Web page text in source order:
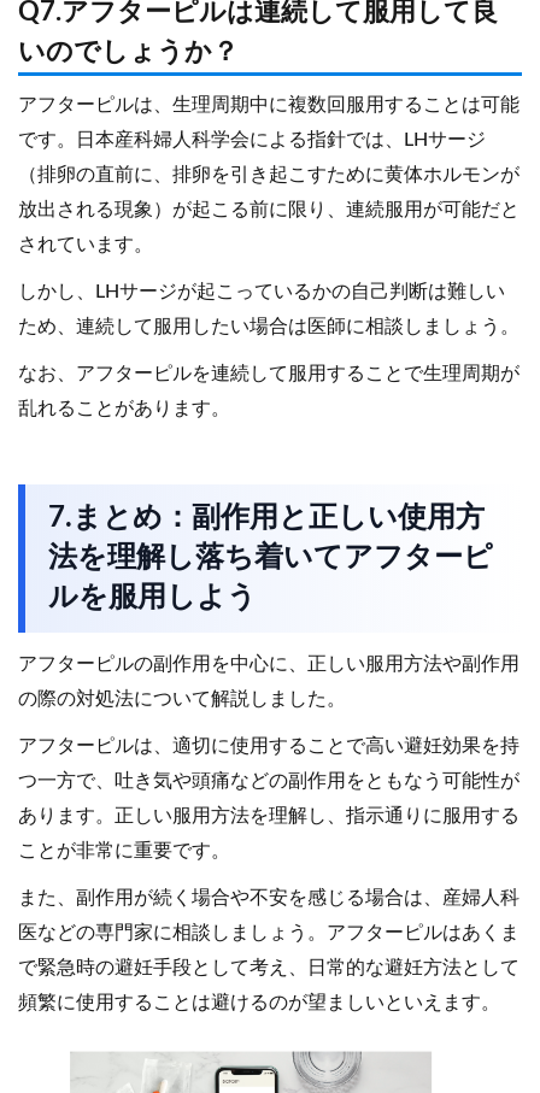
Q7.アフターピルは連続して服用して良
いのでしょうか？
アフターピルは、生理周期中に複数回服用することは可能
です。日本産科婦人科学会による指針では、LHサージ
（排卵の直前に、排卵を引き起こすために黄体ホルモンが
放出される現象）が起こる前に限り、連続服用が可能だと
されています。
しかし、LHサージが起こっているかの自己判断は難しい
ため、連続して服用したい場合は医師に相談しましょう。
なお、アフターピルを連続して服用することで生理周期が
乱れることがあります。
7.まとめ：副作用と正しい使用方
法を理解し落ち着いてアフターピ
ルを服用しよう
アフターピルの副作用を中心に、正しい服用方法や副作用
の際の対処法について解説しました。
アフターピルは、適切に使用することで高い避妊効果を持
つ一方で、吐き気や頭痛などの副作用をともなう可能性が
あります。正しい服用方法を理解し、指示通りに服用する
ことが非常に重要です。
また、副作用が続く場合や不安を感じる場合は、産婦人科
医などの専門家に相談しましょう。アフターピルはあくま
で緊急時の避妊手段として考え、日常的な避妊方法として
頻繁に使用することは避けるのが望ましいといえます。